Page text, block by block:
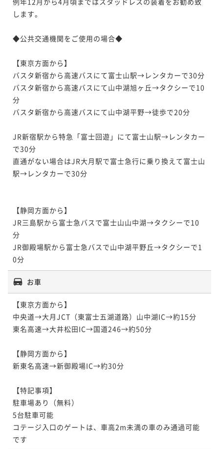
します。
◆公共交通機関をご使用の場合◆
【東京方面から】
バスタ新宿から高速バスにて富士山駅→レンタカーで30分
バスタ新宿から高速バスにて山中湖旭ヶ丘→タクシーで10
分
バスタ新宿から高速バスにて山中湖平野→徒歩で20分
JR新宿駅から特急「富士回遊」にて富士山駅→レンタカー
で30分
直通がない場合はJR大月駅で富士急行に乗り換えて富士山
駅→レンタカーで30分
【静岡方面から】
JR三島駅から富士急バスで富士山山中湖→タクシーで10
分
JR御殿場駅から富士急バスで山中湖平野丘→タクシーで1
0分
お車
【東京方面から】
中央道→大月JCT（東富士五湖道路）山中湖IC→約15分
東名高速→大井松田IC→国道246→約50分
【静岡方面から】
新東名高速→新御殿場IC→約30分
【特記事項】
駐車場あり（無料）
5台駐車可能
コテージ入口のゲートは、車高2m未満の車のみ通過可能
です